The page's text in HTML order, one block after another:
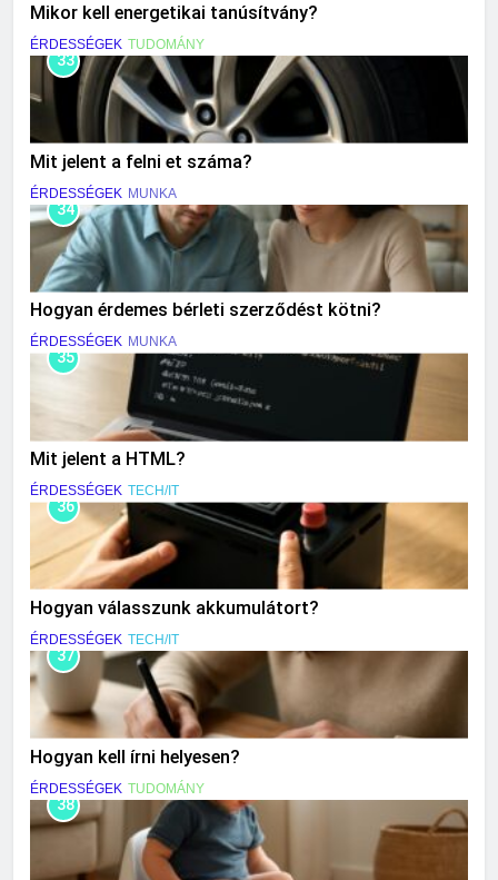
Mikor kell energetikai tanúsítvány?
ÉRDESSÉGEK TUDOMÁNY
33
Mit jelent a felni et száma?
ÉRDESSÉGEK MUNKA
34
Hogyan érdemes bérleti szerződést kötni?
ÉRDESSÉGEK MUNKA
35
Mit jelent a HTML?
ÉRDESSÉGEK TECH/IT
36
Hogyan válasszunk akkumulátort?
ÉRDESSÉGEK TECH/IT
37
Hogyan kell írni helyesen?
ÉRDESSÉGEK TUDOMÁNY
38